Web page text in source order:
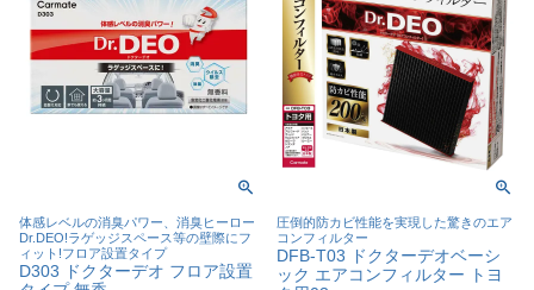
体感レベルの消臭パワー、消臭ヒーロー
Dr.DEO!ラゲッジスペース等の壁際にフ
ィット!フロア設置タイプ
D303 ドクターデオ フロア設置
圧倒的防カビ性能を実現した驚きのエア
コンフィルター
DFB-T03 ドクターデオベーシ
ック エアコンフィルター トヨ